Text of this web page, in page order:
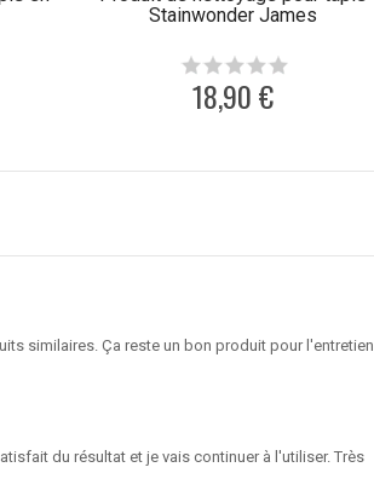
Stainwonder James
18,90 €
similaires. Ça reste un bon produit pour l'entretien
du résultat et je vais continuer à l'utiliser. Très